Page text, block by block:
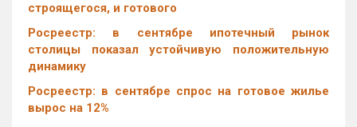
строящегося, и готового
Росреестр: в сентябре ипотечный рынок
столицы показал устойчивую положительную
динамику
Росреестр: в сентябре спрос на готовое жилье
вырос на 12%